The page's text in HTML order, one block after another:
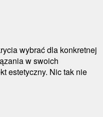
wybrać dla konkretnej
w swoich
estetyczny. Nic tak nie